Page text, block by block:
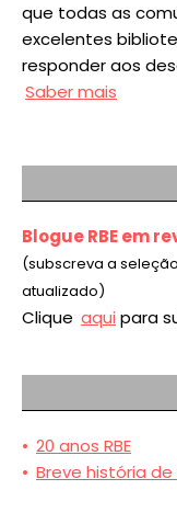
que todas as
excelentes
responder aos
Saber mais
Blogue RBE em
(subscreva a
atualizado)
Clique aqui para
• 20 anos RBE
• Breve história